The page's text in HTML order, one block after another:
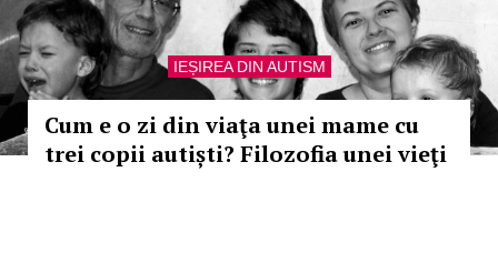
IEȘIREA DIN AUTISM
Cum e o zi din viaţa unei mame cu
trei copii autiști? Filozofia unei vieţi